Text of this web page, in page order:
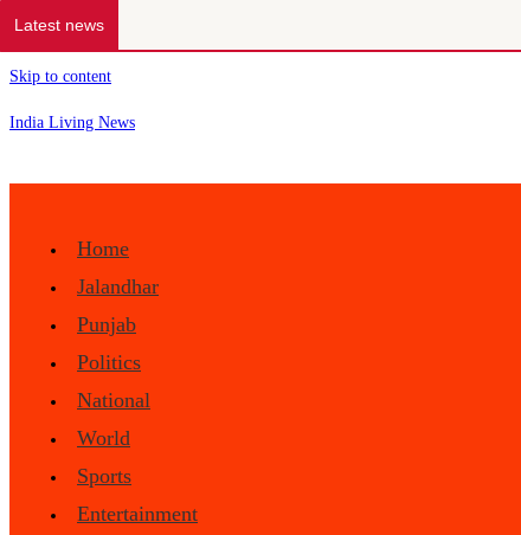
Latest news
Skip to content
India Living News
Home
Jalandhar
Punjab
Politics
National
World
Sports
Entertainment